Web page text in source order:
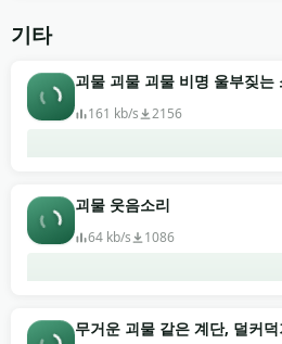
기타
괴물 괴물 괴물 비명 울부짖는
161 kb/s 2156
괴물 웃음소리
64 kb/s 1086
무거운 괴물 같은 계단, 덜커